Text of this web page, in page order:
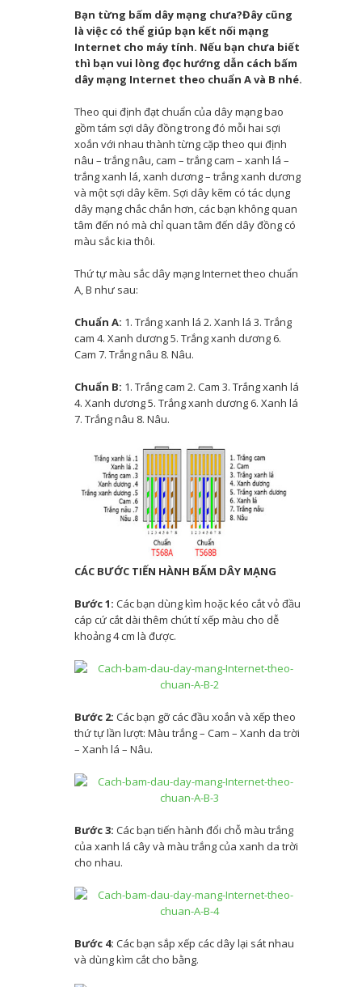
online nhanh chóng và đẹp mắt
Hướng dẫn sửa lỗi Zoom báo sai
Cách tải Windows 11, download ISO
Win 11 mới nhất
Danh sách phím tắt Windows 11 mới
nhất
5 cách sửa lỗi màn hình máy tính
đặt
authentication error has occurred
Vì sao phải lấy laptop ra khỏi túi khi
soi chiếu an ninh?
Lần đầu tiên, Hiệp hội An ninh mạng
quốc gia tổ chức Đại hội: Chung tay
làm sạch môi trường mạng
AI ‘vượt mặt’ con người trong cuộc
đua lái máy bay tốc độ cao
Ransomware BlackCat là gì? Cách
ngăn chặn ra sao?
thành xe đạp điện trong 30 giây
và Energy Saver mới của Chrome
"Xe chạy bằng năng lượng hydro"
Bạn từng bấm dây mạng chưa?Đây cũng
là việc có thể giúp bạn kết nối mạng
Internet cho máy tính. Nếu bạn chưa biết
thì bạn vui lòng đọc hướng dẫn cách bấm
dây mạng Internet theo chuẩn A và B nhé.
Theo qui định đạt chuẩn của dây mạng bao
gồm tám sợi dây đồng trong đó mỗi hai sợi
xoắn với nhau thành từng cặp theo qui định
nâu – trắng nâu, cam – trắng cam – xanh lá –
trắng xanh lá, xanh dương – trắng xanh dương
và một sợi dây kẽm. Sợi dây kẽm có tác dụng
dây mạng chắc chắn hơn, các bạn không quan
tâm đến nó mà chỉ quan tâm đến dây đồng có
màu sắc kia thôi.
Thứ tự màu sắc dây mạng Internet theo chuẩn
A, B như sau:
Chuẩn A: 1. Trắng xanh lá 2. Xanh lá 3. Trắng
cam 4. Xanh dương 5. Trắng xanh dương 6.
Cam 7. Trắng nâu 8. Nâu.
Chuẩn B: 1. Trắng cam 2. Cam 3. Trắng xanh lá
4. Xanh dương 5. Trắng xanh dương 6. Xanh lá
7. Trắng nâu 8. Nâu.
CÁC BƯỚC TIẾN HÀNH BẤM DÂY MẠNG
Bước 1: Các bạn dùng kìm hoặc kéo cắt vỏ đầu
cáp cứ cắt dài thêm chút tí xếp màu cho dễ
khoảng 4 cm là được.
Bước 2: Các bạn gỡ các đầu xoắn và xếp theo
thứ tự lần lượt: Màu trắng – Cam – Xanh da trời
– Xanh lá – Nâu.
Bước 3: Các bạn tiến hành đổi chỗ màu trắng
của xanh lá cây và màu trắng của xanh da trời
cho nhau.
Bước 4: Các bạn sắp xếp các dây lại sát nhau
và dùng kìm cắt cho bằng.